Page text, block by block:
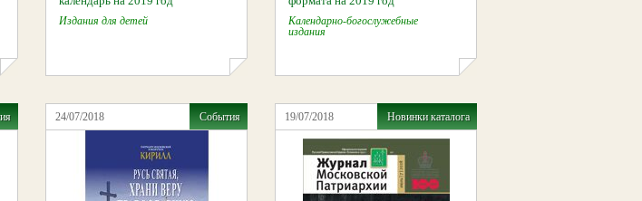
Издания для детей
Календарно-богослужебные
издания
24/07/2018 События 19/07/2018 Новинки каталога